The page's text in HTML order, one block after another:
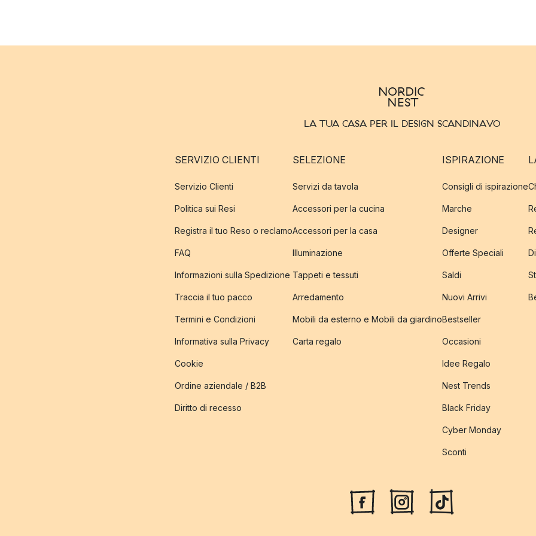
LA TUA CASA PER IL DESIGN SCANDINAVO
SERVIZIO CLIENTI
Servizio Clienti
Politica sui Resi
Registra il tuo Reso o reclamo
FAQ
Informazioni sulla Spedizione
Traccia il tuo pacco
Termini e Condizioni
Informativa sulla Privacy
Cookie
Ordine aziendale / B2B
Diritto di recesso
SELEZIONE
Servizi da tavola
Accessori per la cucina
Accessori per la casa
Illuminazione
Tappeti e tessuti
Arredamento
Mobili da esterno e Mobili da giardino
Carta regalo
ISPIRAZIONE
Consigli di ispirazione
Marche
Designer
Offerte Speciali
Saldi
Nuovi Arrivi
Bestseller
Occasioni
Idee Regalo
Nest Trends
Black Friday
Cyber Monday
Sconti